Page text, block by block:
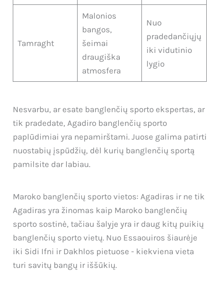
Tamraght
Malonios
bangos,
šeimai
draugiška
atmosfera
Nuo
pradedančiųjų
iki vidutinio
lygio
Nesvarbu, ar esate banglenčių sporto ekspertas, ar
tik pradedate, Agadiro banglenčių sporto
paplūdimiai yra nepamirštami. Juose galima patirti
nuostabių įspūdžių, dėl kurių banglenčių sportą
pamilsite dar labiau.
Maroko banglenčių sporto vietos: Agadiras ir ne tik
Agadiras yra žinomas kaip Maroko banglenčių
sporto sostinė, tačiau šalyje yra ir daug kitų puikių
banglenčių sporto vietų. Nuo Essaouiros šiaurėje
iki Sidi Ifni ir Dakhlos pietuose - kiekviena vieta
turi savitų bangų ir iššūkių.